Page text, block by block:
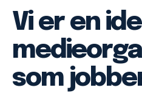
Vi er en
som